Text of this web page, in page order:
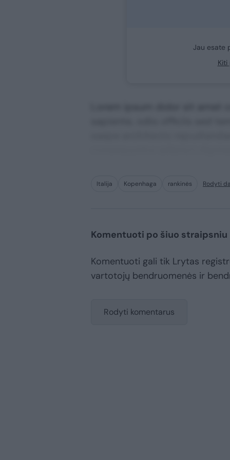
Jau esate
Italija Kopenhaga rankinės Rodyti
Komentuoti po šiuo straipsniu
Komentuoti gali tik Lrytas
vartotojų bendruomenės ir
Rodyti komentarus